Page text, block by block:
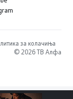
за колачиња
© 2026 ТВ Алфа